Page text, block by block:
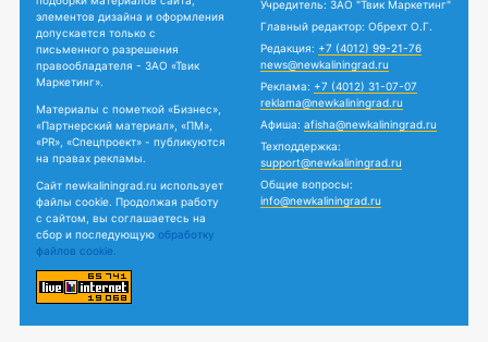
элементов дизайна и оформления
допускается только с
письменного разрешения
правообладателя - ЗАО «Твик
Маркетинг».
Материалы с пометкой «Бизнес»,
«Партнерский материал», «ПМ»,
«PR», «Спецпроект» - публикуются
на правах рекламы.
Сайт newkaliningrad.ru использует
файлы cookie. Продолжая работу
с сайтом, вы соглашаетесь на
сбор и последующую обработку
файлов cookie.
Учредитель: ЗАО "Твик Маркетинг"
Главный редактор: Обрехт О.Г.
Редакция: +7 (4012) 99-21-76
news@newkaliningrad.ru
Реклама: +7 (4012) 31-07-07
reklama@newkaliningrad.ru
Афиша: afisha@newkaliningrad.ru
Техподдержка:
support@newkaliningrad.ru
Общие вопросы:
info@newkaliningrad.ru